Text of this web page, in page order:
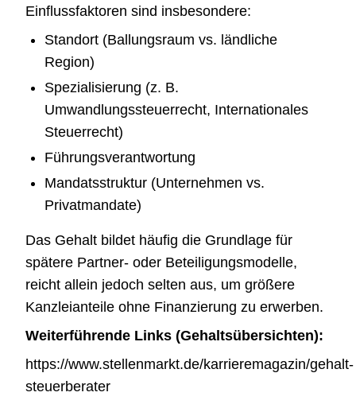
Einflussfaktoren sind insbesondere:
Standort (Ballungsraum vs. ländliche
Region)
Spezialisierung (z. B.
Umwandlungssteuerrecht, Internationales
Steuerrecht)
Führungsverantwortung
Mandatsstruktur (Unternehmen vs.
Privatmandate)
Das Gehalt bildet häufig die Grundlage für
spätere Partner- oder Beteiligungsmodelle,
reicht allein jedoch selten aus, um größere
Kanzleianteile ohne Finanzierung zu erwerben.
Weiterführende Links (Gehaltsübersichten):
https://www.stellenmarkt.de/karrieremagazin/gehalt-
steuerberater